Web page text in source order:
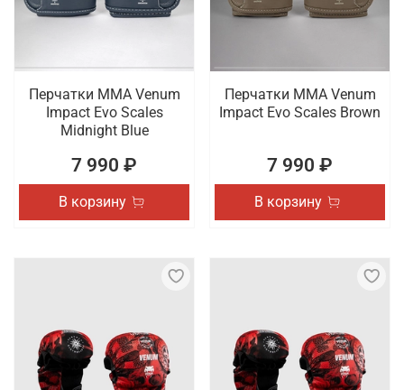
Перчатки ММА Venum
Impact Evo Scales
Midnight Blue
7 990 ₽
В корзину
Перчатки ММА Venum
Impact Evo Scales Brown
7 990 ₽
В корзину